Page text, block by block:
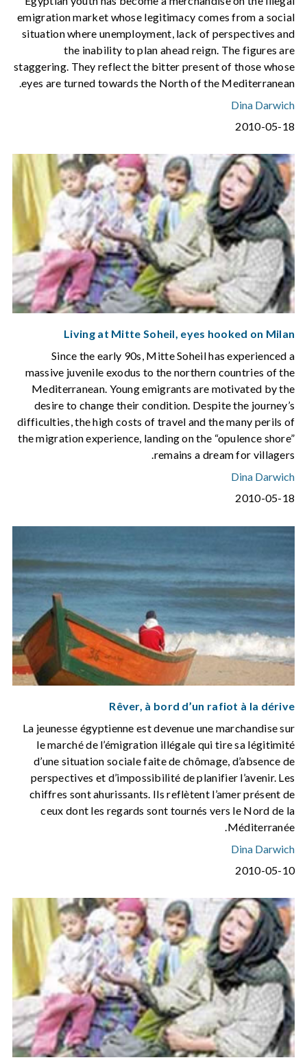
emigration market whose legitimacy comes from a social
situation where unemployment, lack of perspectives and
the inability to plan ahead reign. The figures are
staggering. They reflect the bitter present of those whose
eyes are turned towards the North of the Mediterranean.
Dina Darwich
2010-05-18
Living at Mitte Soheil, eyes hooked on Milan
Since the early 90s, Mitte Soheil has experienced a
massive juvenile exodus to the northern countries of the
Mediterranean. Young emigrants are motivated by the
desire to change their condition. Despite the journey’s
difficulties, the high costs of travel and the many perils of
the migration experience, landing on the “opulence shore”
remains a dream for villagers.
Dina Darwich
2010-05-18
Rêver, à bord d’un rafiot à la dérive
La jeunesse égyptienne est devenue une marchandise sur
le marché de l’émigration illégale qui tire sa légitimité
d’une situation sociale faite de chômage, d’absence de
perspectives et d’impossibilité de planifier l’avenir. Les
chiffres sont ahurissants. Ils reflètent l’amer présent de
ceux dont les regards sont tournés vers le Nord de la
Méditerranée.
Dina Darwich
2010-05-10